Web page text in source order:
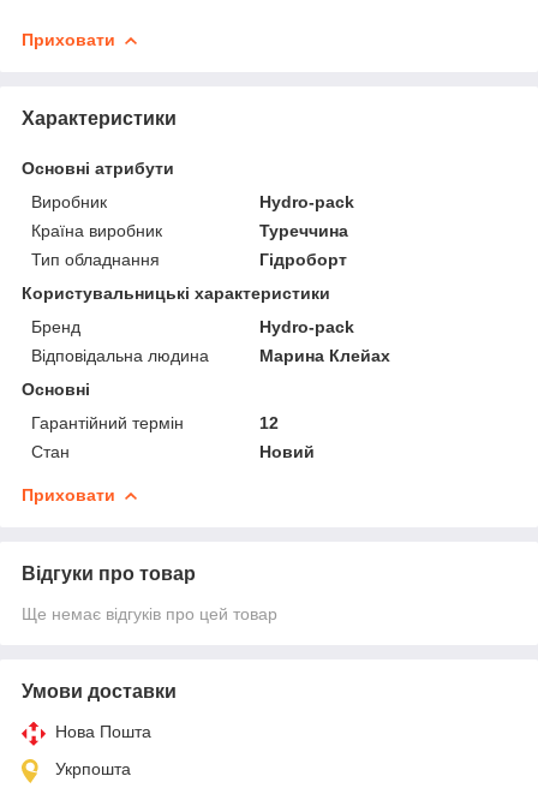
Приховати
Характеристики
Основні атрибути
Виробник
Hydro-pack
Країна виробник
Туреччина
Тип обладнання
Гідроборт
Користувальницькі характеристики
Бренд
Hydro-pack
Відповідальна людина
Марина Клейах
Основні
Гарантійний термін
12
Стан
Новий
Приховати
Відгуки про товар
Ще немає відгуків про цей товар
Умови доставки
Нова Пошта
Укрпошта